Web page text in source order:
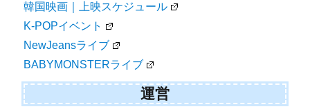
韓国映画｜上映スケジュール
K-POPイベント
NewJeansライブ
BABYMONSTERライブ
運営